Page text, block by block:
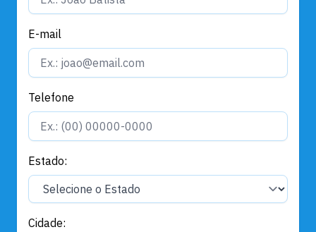
E-mail
Telefone
Estado:
Cidade: